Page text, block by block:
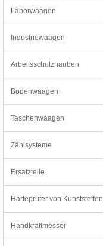
Laborwaagen
Industriewaagen
Arbeitsschutzhauben
Bodenwaagen
Taschenwaagen
Zählsysteme
Ersatzteile
Härteprüfer von Kunststoffen
Handkraftmesser